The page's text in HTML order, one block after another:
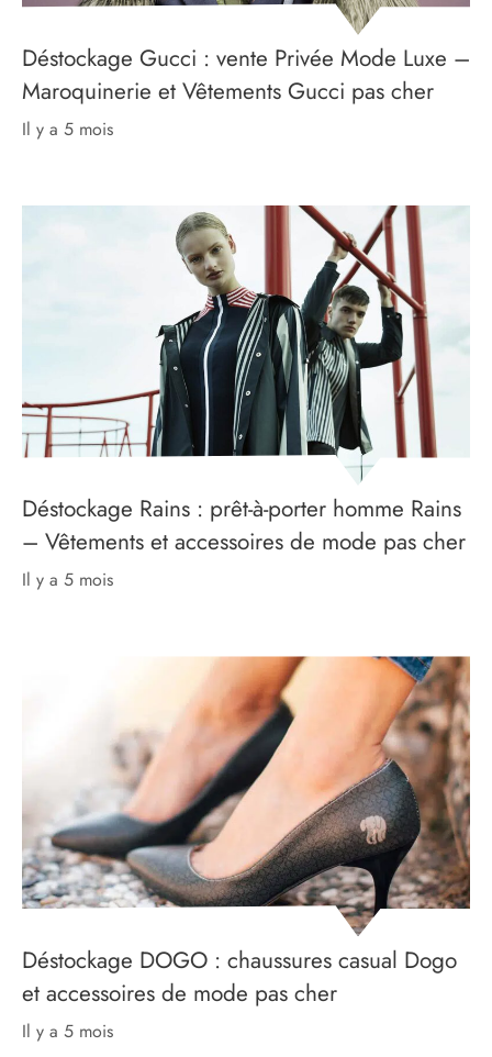
Déstockage Gucci : vente Privée Mode Luxe –
Maroquinerie et Vêtements Gucci pas cher
il y a 5 mois
Déstockage Rains : prêt-à-porter homme Rains
– Vêtements et accessoires de mode pas cher
il y a 5 mois
Déstockage DOGO : chaussures casual Dogo
et accessoires de mode pas cher
il y a 5 mois